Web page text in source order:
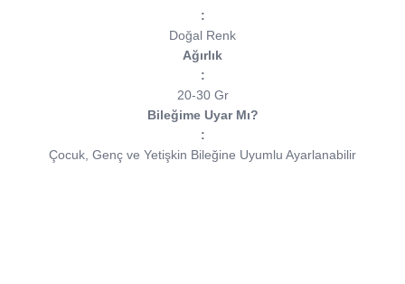
:
Doğal Renk
Ağırlık
:
20-30 Gr
Bileğime Uyar Mı?
:
Çocuk, Genç ve Yetişkin Bileğine Uyumlu Ayarlanabilir